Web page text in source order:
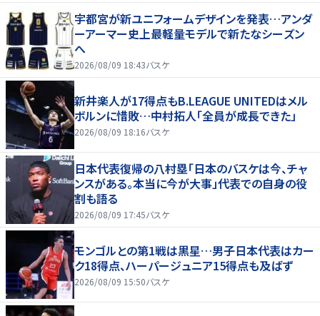
宇都宮が新ユニフォームデザインを発表…アンダ
ーアーマー史上最軽量モデルで新たなシーズン
へ
2026/08/09 18:43バスケ
新井楽人が17得点もB.LEAGUE UNITEDはメル
ボルンに惜敗…中村拓人「全員が成長できた」
2026/08/09 18:16バスケ
日本代表復帰の八村塁「日本のバスケは今、チャ
ンスがある。本当に今が大事」代表での自身の役
割も語る
2026/08/09 17:45バスケ
モンゴルとの第1戦は黒星…男子日本代表はカー
ク18得点、ハーパージュニア15得点も及ばず
2026/08/09 15:50バスケ